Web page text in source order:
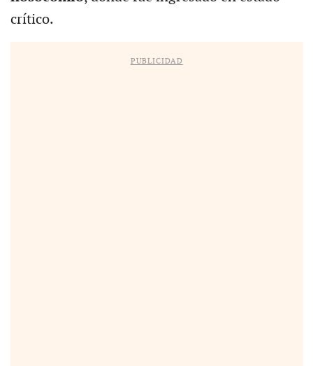
crítico.
PUBLICIDAD